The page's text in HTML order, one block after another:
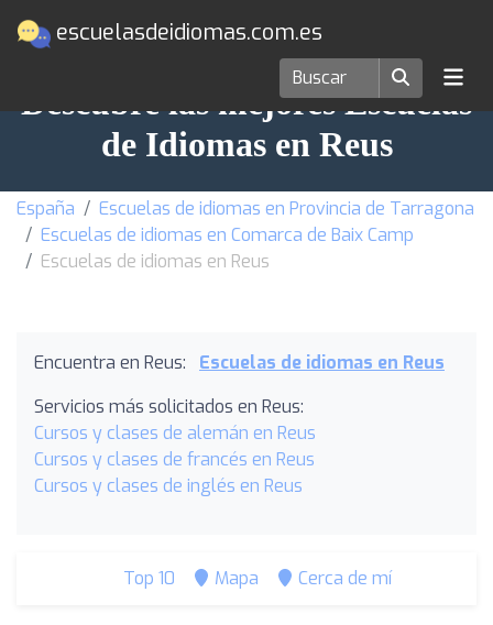
escuelasdeidiomas.com.es
Descubre las mejores Escuelas
de Idiomas en Reus
España
Escuelas de idiomas en Provincia de Tarragona
Escuelas de idiomas en Comarca de Baix Camp
Escuelas de idiomas en Reus
Encuentra en Reus:
Escuelas de idiomas en Reus
Servicios más solicitados en Reus:
Cursos y clases de alemán en Reus
Cursos y clases de francés en Reus
Cursos y clases de inglés en Reus
Top 10 Mapa Cerca de mí